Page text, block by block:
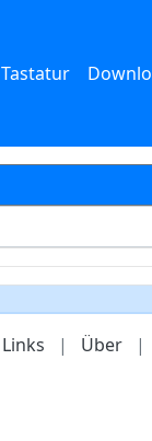
Tastatur
Links | Über |